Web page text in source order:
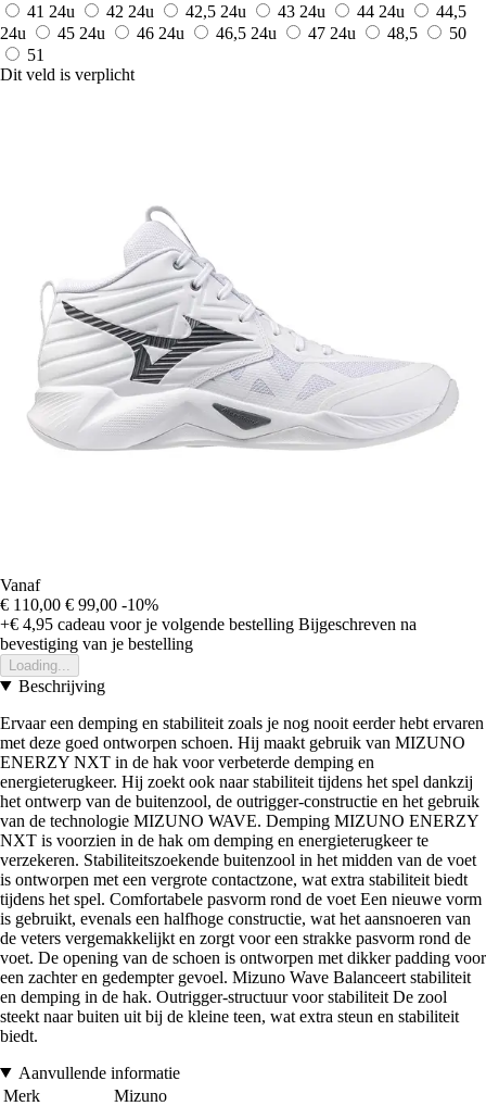
41 24u 42 24u 42,5 24u 43 24u 44 24u
44,5
24u
45 24u 46 24u 46,5 24u 47 24u 48,5
50
51
Dit veld is verplicht
Vanaf
€ 110,00 € 99,00 -10%
+€ 4,95 cadeau voor je volgende bestelling Bijgeschreven na
bevestiging van je bestelling
Loading...
Beschrijving
Ervaar een demping en stabiliteit zoals je nog nooit eerder hebt ervaren
met deze goed ontworpen schoen. Hij maakt gebruik van MIZUNO
ENERZY NXT in de hak voor verbeterde demping en
energieterugkeer. Hij zoekt ook naar stabiliteit tijdens het spel dankzij
het ontwerp van de buitenzool, de outrigger-constructie en het gebruik
van de technologie MIZUNO WAVE. Demping MIZUNO ENERZY
NXT is voorzien in de hak om demping en energieterugkeer te
verzekeren. Stabiliteitszoekende buitenzool in het midden van de voet
is ontworpen met een vergrote contactzone, wat extra stabiliteit biedt
tijdens het spel. Comfortabele pasvorm rond de voet Een nieuwe vorm
is gebruikt, evenals een halfhoge constructie, wat het aansnoeren van
de veters vergemakkelijkt en zorgt voor een strakke pasvorm rond de
voet. De opening van de schoen is ontworpen met dikker padding voor
een zachter en gedempter gevoel. Mizuno Wave Balanceert stabiliteit
en demping in de hak. Outrigger-structuur voor stabiliteit De zool
steekt naar buiten uit bij de kleine teen, wat extra steun en stabiliteit
biedt.
Aanvullende informatie
Merk
Mizuno